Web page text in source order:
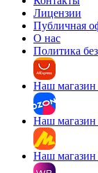
Лицензии
Публичная
О нас
Политика
Наш магазин
Наш магазин
Наш